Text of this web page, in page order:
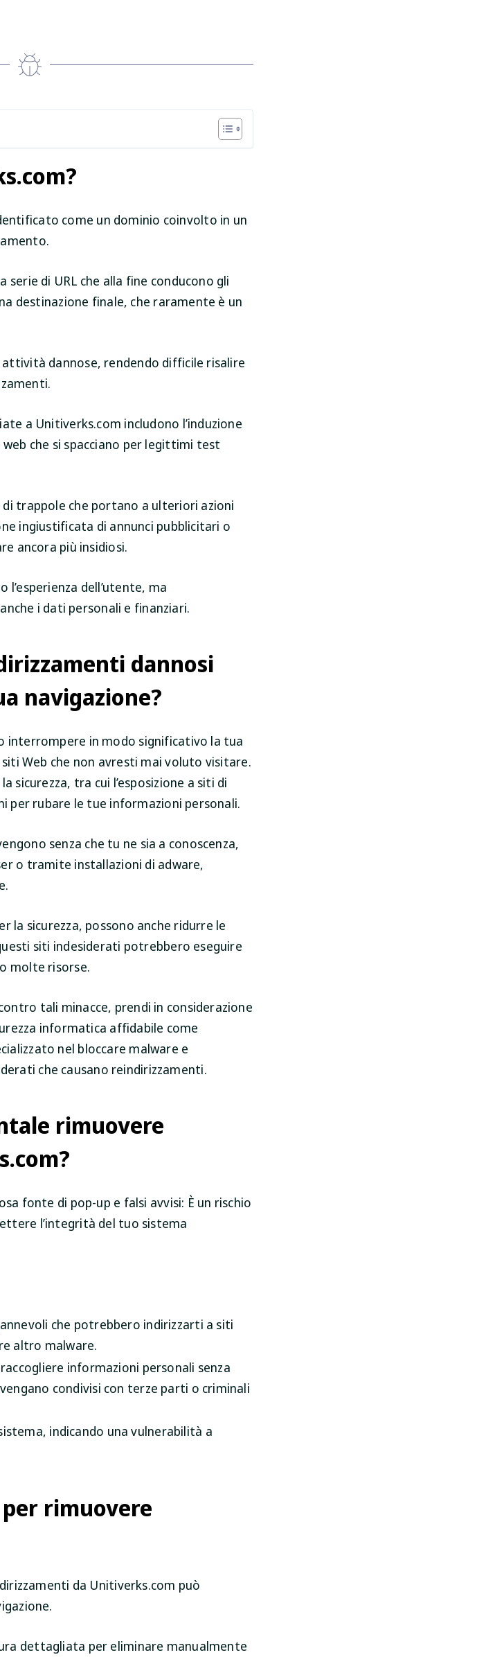
come un dominio coinvolto in un
serie di URL che alla fine conducono gli
destinazione finale, che raramente è un
dannose, rendendo difficile risalire
a Unitiverks.com includono l’induzione
che si spacciano per legittimi test
trappole che portano a ulteriori azioni
ingiustificata di annunci pubblicitari o
ancora più insidiosi.
dell’utente, ma
i dati personali e finanziari.
dannosi
navigazione?
interrompere in modo significativo la tua
Web che non avresti mai voluto visitare.
sicurezza, tra cui l’esposizione a siti di
per rubare le tue informazioni personali.
senza che tu ne sia a conoscenza,
o tramite installazioni di adware,
la sicurezza, possono anche ridurre le
siti indesiderati potrebbero eseguire
molte risorse.
tali minacce, prendi in considerazione
informatica affidabile come
nel bloccare malware e
che causano reindirizzamenti.
rimuovere
fonte di pop-up e falsi avvisi: È un rischio
l’integrità del tuo sistema
che potrebbero indirizzarti a siti
altro malware.
informazioni personali senza
condivisi con terze parti o criminali
indicando una vulnerabilità a
per rimuovere
da Unitiverks.com può
dettagliata per eliminare manualmente